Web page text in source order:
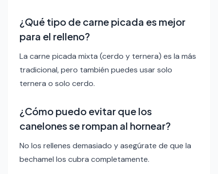
¿Qué tipo de carne picada es mejor
para el relleno?
La carne picada mixta (cerdo y ternera) es la más
tradicional, pero también puedes usar solo
ternera o solo cerdo.
¿Cómo puedo evitar que los
canelones se rompan al hornear?
No los rellenes demasiado y asegúrate de que la
bechamel los cubra completamente.